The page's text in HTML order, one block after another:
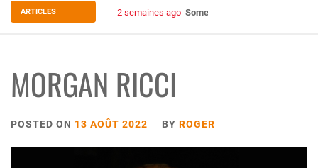
ARTICLES 2 semaines ago Some Kind Ov POH !
MORGAN RICCI
POSTED ON 13 AOÛT 2022 BY ROGER